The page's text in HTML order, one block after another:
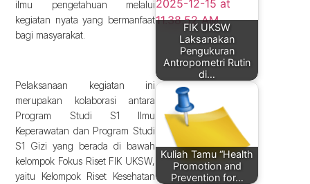
ilmu pengetahuan melalui
kegiatan nyata yang bermanfaat
bagi masyarakat.
Pelaksanaan kegiatan ini
merupakan kolaborasi antara
Program Studi S1 Ilmu
Keperawatan dan Program Studi
S1 Gizi yang berada di bawah
kelompok Fokus Riset FIK UKSW,
yaitu Kelompok Riset Kesehatan
FIK UKSW
Laksanakan
Pengukuran
Antropometri Rutin
di…
Kuliah Tamu “Health
Promotion and
Prevention for…